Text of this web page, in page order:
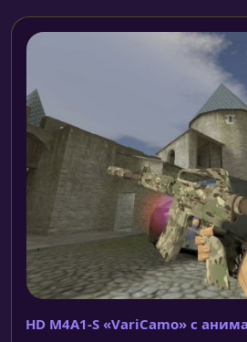
HD M4A1-S «VariCamo» с